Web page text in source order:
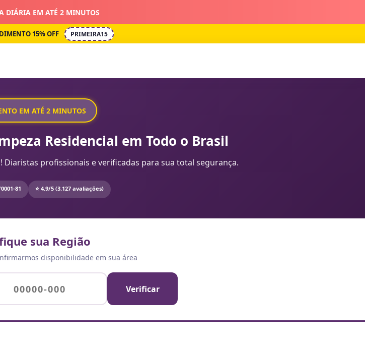
DIÁRIA EM ATÉ 2 MINUTOS
15% OFF PRIMEIRA15
EM ATÉ 2 MINUTOS
Residencial em Todo o Brasil
Diaristas profissionais e verificadas para sua total segurança.
81 ⭐ 4.9/5 (3.127 avaliações)
sua Região
disponibilidade em sua área
Verificar